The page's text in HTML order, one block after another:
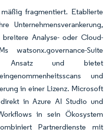
fragmentiert. Etablierte
Unternehmensverankerung,
Analyse- oder Cloud-
Suite
Ansatz und bietet
und
in einer Lizenz. Microsoft
in Azure AI Studio und
in sein Ökosystem
Partnerdienste mit